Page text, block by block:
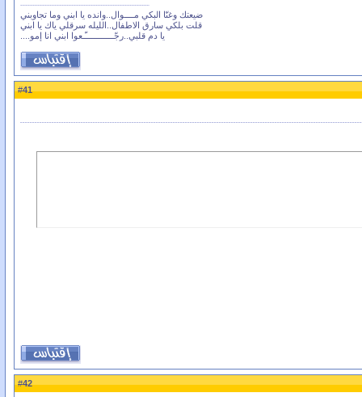
ضيعتك وغنّا البكي مــــوال..وانده يا ابني وما تجاوبني
قلت بلكي سارق الاطفال..الليله سرقلي ياك يا ابني
يا دم قلبي..رجّــــــــــــّـعوا ابني انا إمو....
#
41
#
42